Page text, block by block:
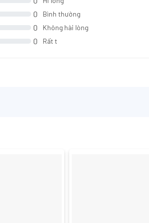
0 Bình thường
0 Không hài lòng
0 Rất t